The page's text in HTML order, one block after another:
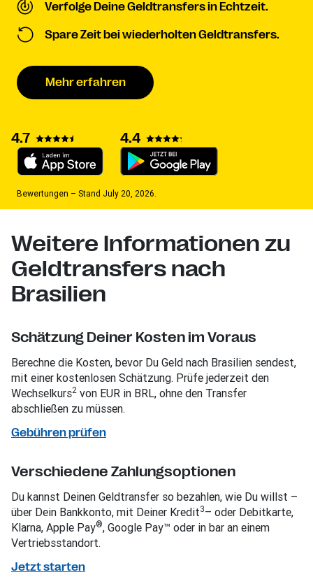
Verfolge Deine Geldtransfers in Echtzeit.
Spare Zeit bei wiederholten Geldtransfers.
Mehr erfahren
4.7 4.4
Bewertungen – Stand July 20, 2026.
Weitere Informationen zu
Geldtransfers nach
Brasilien
Schätzung Deiner Kosten im Voraus
Berechne die Kosten, bevor Du Geld nach Brasilien sendest,
mit einer kostenlosen Schätzung. Prüfe jederzeit den
Wechselkurs2 von EUR in BRL, ohne den Transfer
abschließen zu müssen.
Gebühren prüfen
Verschiedene Zahlungsoptionen
Du kannst Deinen Geldtransfer so bezahlen, wie Du willst –
über Dein Bankkonto, mit Deiner Kredit3– oder Debitkarte,
Klarna, Apple Pay®, Google Pay™ oder in bar an einem
Vertriebsstandort.
Jetzt starten